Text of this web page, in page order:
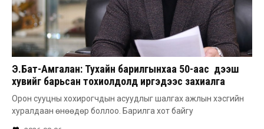
Э.Бат-Амгалан: Тухайн барилгынхаа 50-аас дээш
хувийг барьсан тохиолдолд иргэдээс захиалга
авдаг болгоно
Орон сууцны хохирогчдын асуудлыг шалгах ажлын хэсгийн
хуралдаан өнөөдөр боллоо. Барилга хот байгу